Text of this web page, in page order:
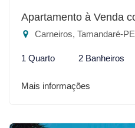
Apartamento à Venda
Carneiros, Tamandaré-PE
1 Quarto 2 Banheiros
Mais informações